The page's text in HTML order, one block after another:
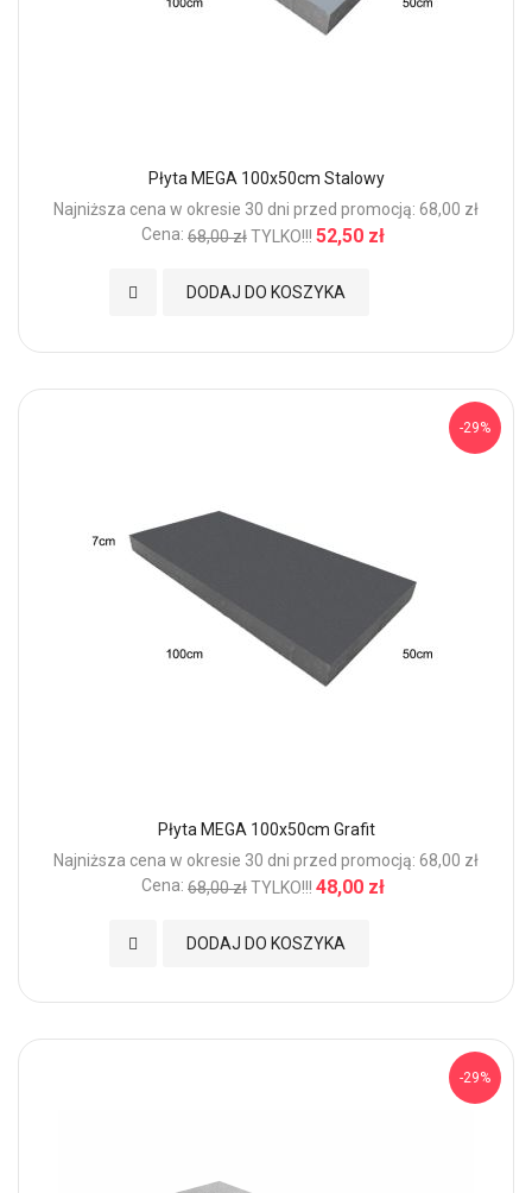
Płyta MEGA 100x50cm Stalowy
Najniższa cena w okresie 30 dni przed promocją: 68,00 zł
Cena: 68,00 złTYLKO!!! 52,50 zł
DODAJ DO KOSZYKA
Dodaj do Ulubionych
-29%
Płyta MEGA 100x50cm Grafit
Najniższa cena w okresie 30 dni przed promocją: 68,00 zł
Cena: 68,00 złTYLKO!!! 48,00 zł
DODAJ DO KOSZYKA
Dodaj do Ulubionych
-29%